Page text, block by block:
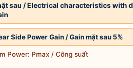
sau / Electrical characteristics with
Side Power Gain / Gain mặt sau 5%
Power: Pmax / Công suất